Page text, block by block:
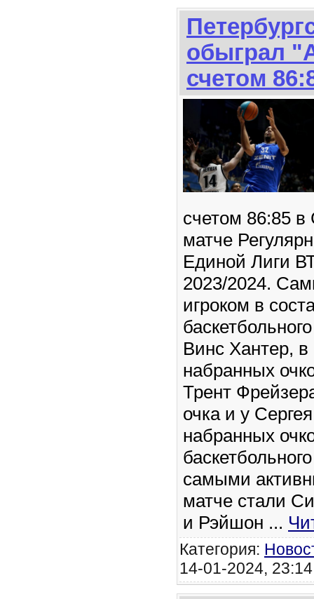
обыграл
счетом
счетом 86:85 в
матче
Единой Лиги
2023/2024.
игроком в
Винс Хантер, в
набранных
Трент
очка и у
набранных
самыми
матче стали
и Рэйшон ...
Категория:
14-01-2024,